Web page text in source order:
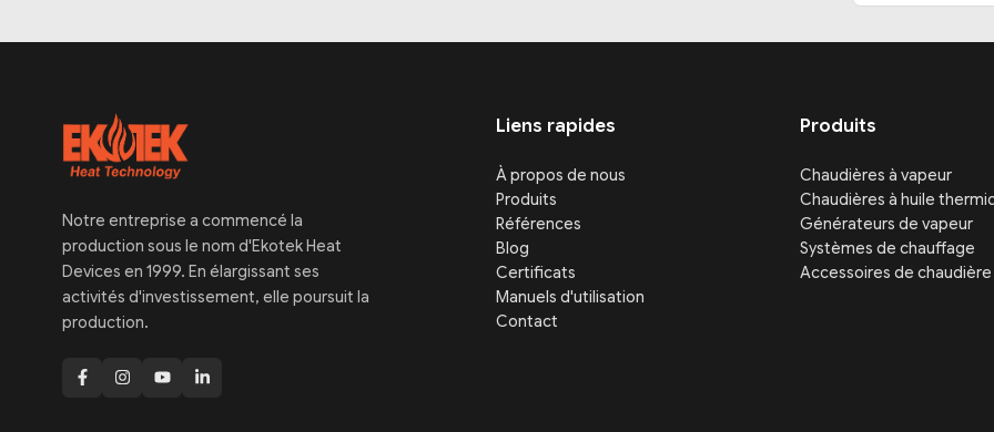
Notre entreprise a commencé la
production sous le nom d'Ekotek Heat
Devices en 1999. En élargissant ses
activités d'investissement, elle poursuit la
production.
Liens rapides
À propos de nous
Produits
Références
Blog
Certificats
Manuels d'utilisation
Contact
Produits
Chaudières à vapeur
Chaudières à huile
Générateurs de vapeur
Systèmes de chauffage
Accessoires de chaudière